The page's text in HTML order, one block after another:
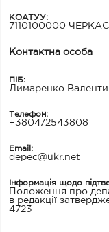
КОАТУУ:
7110100000
Контактна особа
ПІБ:
Лимаренко
Телефон:
+380472543808
Email:
depec@ukr.net
Інформація щодо
Положення про
в редакції
4723